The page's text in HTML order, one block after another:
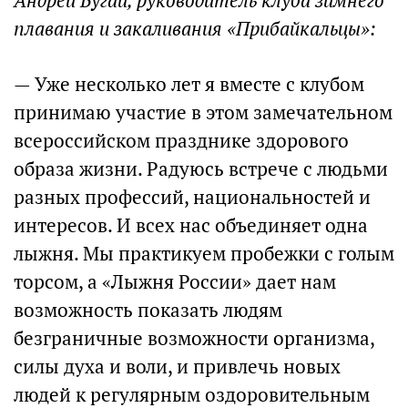
плавания и закаливания «Прибайкальцы»:
— Уже несколько лет я вместе с клубом
принимаю участие в этом замечательном
всероссийском празднике здорового
образа жизни. Радуюсь встрече с людьми
разных профессий, национальностей и
интересов. И всех нас объединяет одна
лыжня. Мы практикуем пробежки с голым
торсом, а «Лыжня России» дает нам
возможность показать людям
безграничные возможности организма,
силы духа и воли, и привлечь новых
людей к регулярным оздоровительным